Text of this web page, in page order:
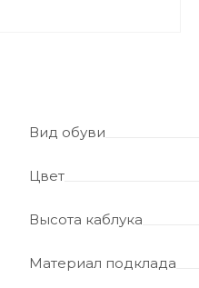
Вид обуви
Цвет
Высота каблука
Материал подклада